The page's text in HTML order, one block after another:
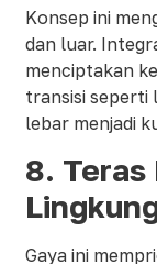
Konsep ini
dan luar.
menciptakan
transisi seperti
lebar menjadi
8. Teras
Gaya ini